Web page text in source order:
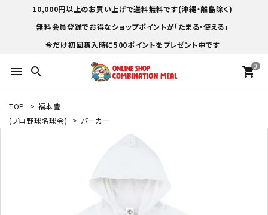
10,000円以上のお買い上げで送料無料です(沖縄・離島除く)
無料会員登録でお得なショップポイントが「たまる・使える」
今だけ初回購入時に500ポイントをプレゼント中です
menu search 0
shopping_cart
TOP > 福本豊
(プロ野球名球会)
> パーカー